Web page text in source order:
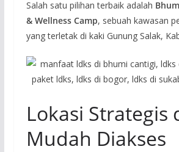
Salah satu pilihan terbaik adalah
& Wellness Camp, sebuah kawasan
yang terletak di kaki Gunung Salak,
Lokasi Strategis
Mudah Diakses